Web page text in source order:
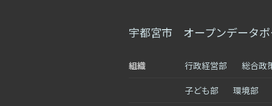
宇都宮市 オープンデータ
組織 行政経営部 総合政
子ども部 環境部